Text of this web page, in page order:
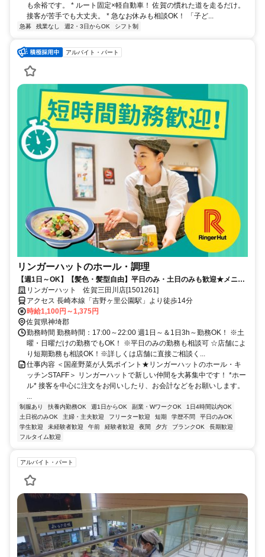
も余裕です。 * ルート固定×軽自動車！ 佐賀の慣れた道を走るだけ。
接客が苦手でも大丈夫。 * 急なお休みも相談OK！ 「子ど...
急募 残業なし 週2・3日からOK シフト制
アルバイト・パート
リンガーハットのホール・調理
【週1日～OK】【髪色・髪型自由】平日のみ・土日のみも歓迎★メニュ
ー少なめ&マニュアル通りで簡単◎
リンガーハット 佐賀三田川店[1501261]
アクセス 長崎本線「吉野ヶ里公園駅」より徒歩14分
時給1,100円～1,375円
佐賀県神埼郡
勤務時間 勤務時間：17:00～22:00 週1日～＆1日3h～勤務OK！ ※土
曜・日曜だけの勤務でもOK！ ※平日のみの勤務も相談可 ☆店舗によ
り短期勤務も相談OK！※詳しくは店舗に直接ご相談く...
仕事内容 ＜国産野菜が人気ポイント★リンガーハットのホール・キ
ッチンSTAFF＞ リンガーハットで新しい仲間を大募集中です！ *ホー
ル* 接客を中心に注文をお伺いしたり、お会計などをお願いします。
制服あり 扶養内勤務OK 週1日からOK 副業・WワークOK
1日4時間以内OK
土日祝のみOK
主婦・主夫歓迎 フリーター歓迎 短期 学歴不問
平日のみOK
学生歓迎
未経験者歓迎 午前 経験者歓迎 夜間 夕方 ブランクOK
長期歓迎
フルタイム歓迎
アルバイト・パート